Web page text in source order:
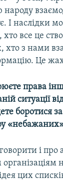
І наслідки
все це
хто з нами
Це
права
ситуації
боротися
«небажаних»
і про
цих